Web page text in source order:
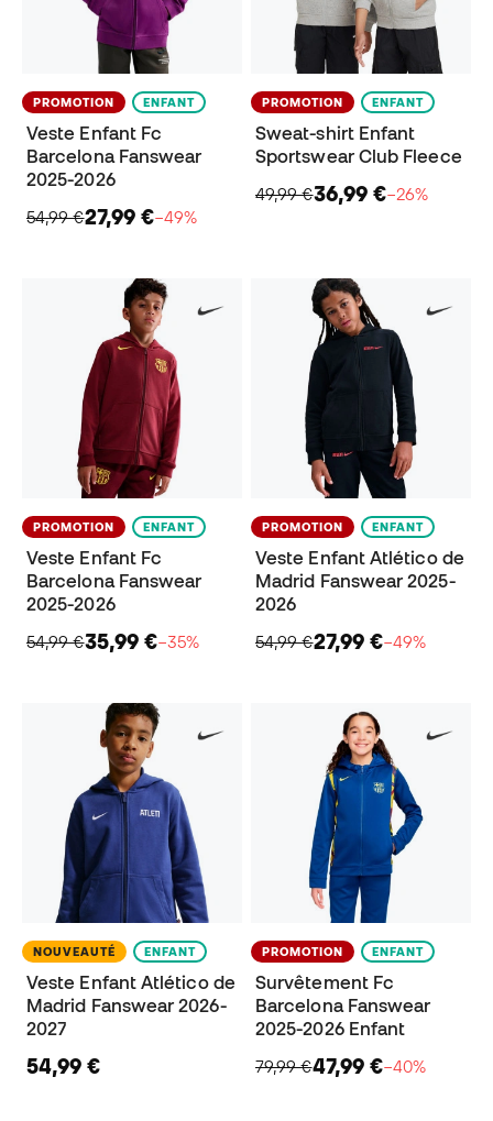
PROMOTION ENFANT
Veste Enfant Fc
Barcelona Fanswear
2025-2026
54,99 €27,99 €−49%
PROMOTION ENFANT
Sweat-shirt Enfant
Sportswear Club Fleece
49,99 €36,99 €−26%
PROMOTION ENFANT
Veste Enfant Fc
Barcelona Fanswear
2025-2026
54,99 €35,99 €−35%
PROMOTION ENFANT
Veste Enfant Atlético de
Madrid Fanswear 2025-
2026
54,99 €27,99 €−49%
NOUVEAUTÉ ENFANT
Veste Enfant Atlético de
Madrid Fanswear 2026-
2027
54,99 €
PROMOTION ENFANT
Survêtement Fc
Barcelona Fanswear
2025-2026 Enfant
79,99 €47,99 €−40%